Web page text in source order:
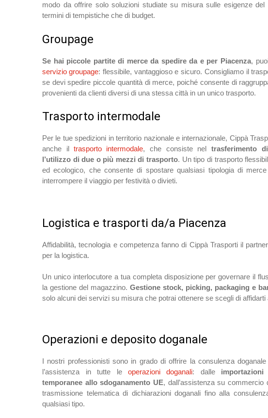
modo da offrire solo soluzioni studiate su misura sulle esigenze del
termini di tempistiche che di budget.
Groupage
Se hai piccole partite di merce da spedire da e per Piacenza,
servizio groupage: flessibile, vantaggioso e sicuro. Consigliamo il
se devi spedire piccole quantità di merce, poiché consente di
provenienti da clienti diversi di una stessa città in un unico trasporto.
Trasporto intermodale
Per le tue spedizioni in territorio nazionale e internazionale, Cippà
anche il trasporto intermodale, che consiste nel trasferimento
l’utilizzo di due o più mezzi di trasporto. Un tipo di trasporto
ed ecologico, che consente di spostare qualsiasi tipologia di
interrompere il viaggio per festività o divieti.
Logistica e trasporti da/a Piacenza
Affidabilità, tecnologia e competenza fanno di Cippà Trasporti il
per la logistica.
Un unico interlocutore a tua completa disposizione per governare il
la gestione del magazzino. Gestione stock, picking, packaging e
solo alcuni dei servizi su misura che potrai ottenere se scegli di affidarti
Operazioni e deposito doganale
I nostri professionisti sono in grado di offrire la consulenza
l’assistenza in tutte le operazioni doganali: dalle
temporanee allo sdoganamento UE, dall’assistenza su commercio
trasmissione telematica di dichiarazioni doganali fino alla
qualsiasi tipo.